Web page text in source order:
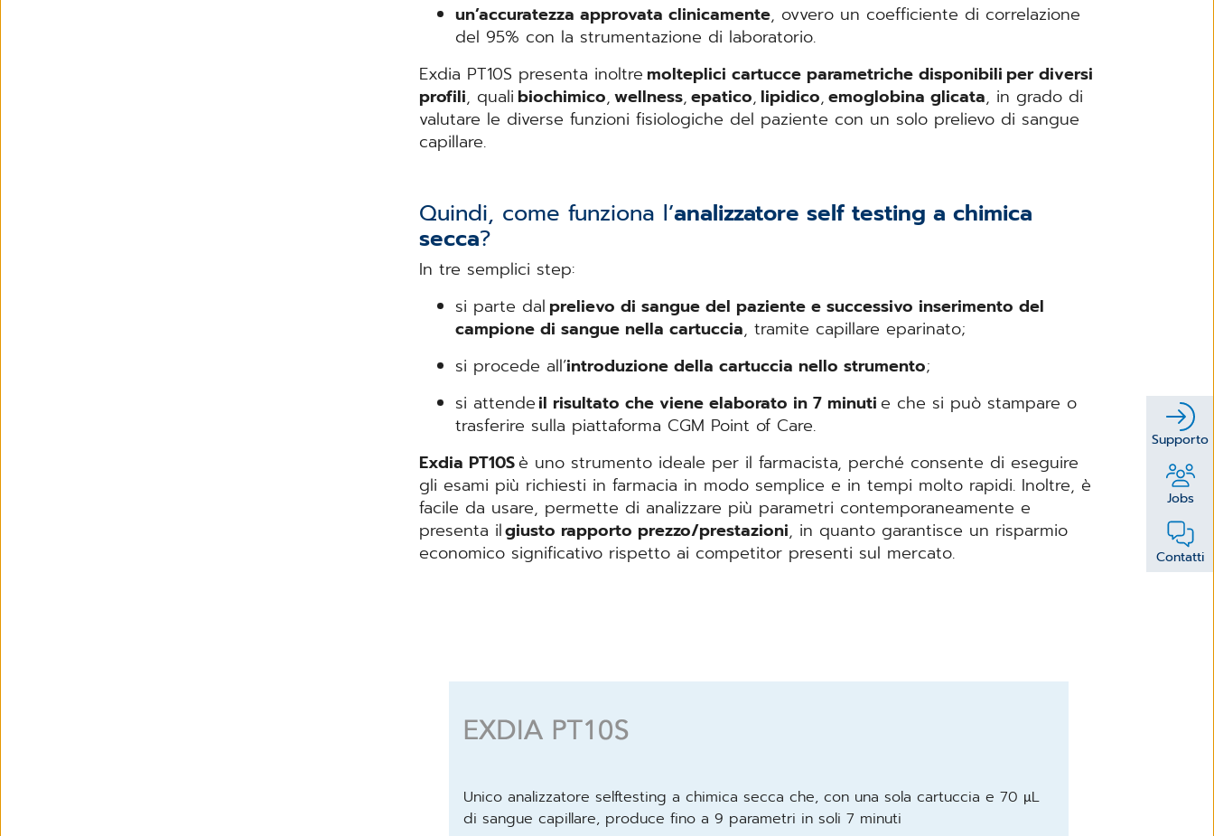
Supporto
Jobs
Contatti
un’accuratezza approvata clinicamente, ovvero un coefficiente di correlazione
del 95% con la strumentazione di laboratorio.
Exdia PT10S presenta inoltre molteplici cartucce parametriche disponibili per diversi
profili, quali biochimico,wellness,epatico, lipidico,emoglobina glicata, in grado di
valutare le diverse funzioni fisiologiche del paziente con un solo prelievo di sangue
capillare.
Quindi, come funziona l’analizzatore self testing a chimica
secca?
In tre semplici step:
si parte dal prelievo di sangue del paziente e successivo inserimento del
campione di sangue nella cartuccia, tramite capillare eparinato;
si procede all’introduzione della cartuccia nello strumento;
si attendeil risultato che viene elaborato in 7 minuti e che si può stampare o
trasferire sulla piattaforma CGM Point of Care.
Exdia PT10Sè uno strumento ideale per il farmacista, perché consente di eseguire
gli esami più richiesti in farmacia in modo semplice e in tempi molto rapidi. Inoltre, è
facile da usare, permette di analizzare più parametri contemporaneamente e
presenta ilgiusto rapporto prezzo/prestazioni, in quanto garantisce un risparmio
economico significativo rispetto ai competitor presenti sul mercato.
Unico analizzatore selftesting a chimica secca che, con una sola cartuccia e 70 μL
di sangue capillare, produce fino a 9 parametri in soli 7 minuti